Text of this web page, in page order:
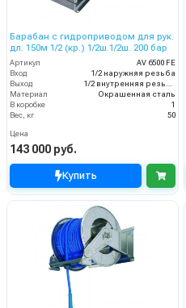
Барабан с гидроприводом для рук.
дл. 150м 1/2 (кр.) 1/2ш.1/2ш. 200 бар
Артикул
AV 6500 FE
Вход
1/2 наружняя резьба
Выход
Материал
Окрашенная сталь
В коробке
1
Вес, кг
50
Цена
143 000 руб.
Купить